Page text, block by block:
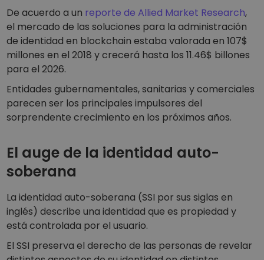
De acuerdo a un reporte de Allied Market Research,
el mercado de las soluciones para la administración
de identidad en blockchain estaba valorada en 107$
millones en el 2018 y crecerá hasta los 11.46$ billones
para el 2026.
Entidades gubernamentales, sanitarias y comerciales
parecen ser los principales impulsores del
sorprendente crecimiento en los próximos años.
El auge de la identidad auto-
soberana
La identidad auto-soberana (SSI por sus siglas en
inglés) describe una identidad que es propiedad y
está controlada por el usuario.
El SSI preserva el derecho de las personas de revelar